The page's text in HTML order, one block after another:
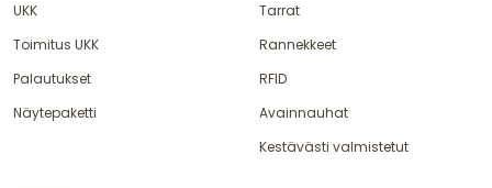
UKK
Toimitus UKK
Palautukset
Näytepaketti
Tarrat
Rannekkeet
RFID
Avainnauhat
Kestävästi valmistetut